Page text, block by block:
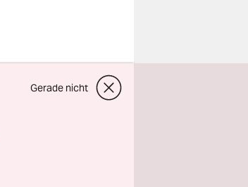
Gerade nicht